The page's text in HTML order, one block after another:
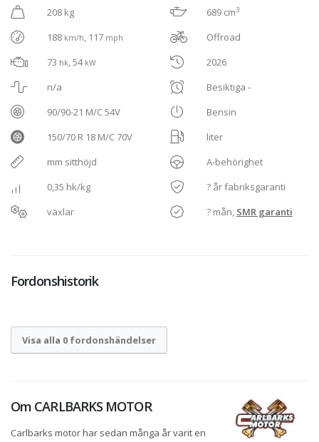
208 kg
188 km/h, 117 mph
73 hk, 54 kW
n/a
90/90-21 M/C 54V
150/70 R 18 M/C 70V
mm sitthöjd
0,35 hk/kg
växlar
689 cm3
Offroad
2026
Besiktiga -
Bensin
liter
A-behörighet
? år fabriksgaranti
? mån, SMR garanti
Fordonshistorik
Visa alla 0 fordonshändelser
Om CARLBARKS MOTOR
Carlbarks motor har sedan många år varit en